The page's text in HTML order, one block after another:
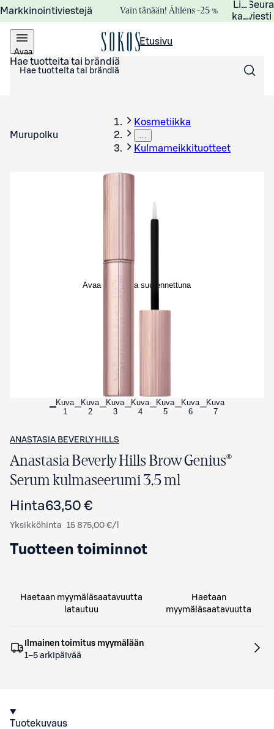
Markkinointiviestejä Vain tänään! Åhléns –25 %
viesti
Avaa
valikko
Etusivu
Hae tuotteita tai brändiä
Murupolku
Kosmetiikka
…
Kulmameikkituotteet
Avaa tuotekuva suurennettuna
Kuva
1
Kuva
2
Kuva
3
Kuva
4
Kuva
5
Kuva
6
Kuva
7
ANASTASIA BEVERLY HILLS
Anastasia Beverly Hills Brow Genius®
Serum kulmaseerumi 3,5 ml
Hinta63,50 €
Yksikköhinta 15 875,00 €/l
Tuotteen toiminnot
Haetaan myymäläsaatavuutta
latautuu
Haetaan
myymäläsaatavuutta
Ilmainen toimitus myymälään
1–5 arkipäivää
Tuotekuvaus